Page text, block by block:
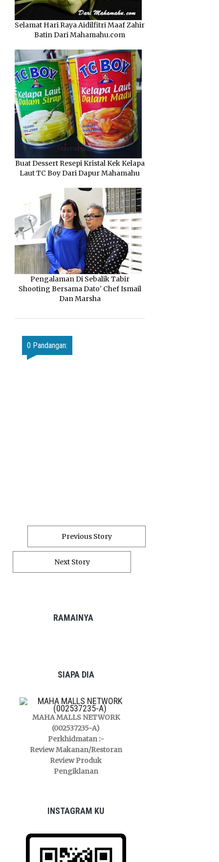
Selamat Hari Raya Aidilfitri Maaf Zahir
Batin Dari Mahamahu.com
Buat Dessert Resepi Kristal Kek Kelapa
Laut TC Boy Dari Dapur Mahamahu
Pengalaman Di Sebalik Tabir
Shooting Bersama Dato' Chef Ismail
Dan Marsha
0 Pandangan:
Previous Story
Next Story
RAMAINYA
SIAPA DIA
MAHA MALLS NETWORK
(002537235-A)
Perkhidmatan :-
Review Makanan/Restoran
Review Produk
Pengiklanan
INSTAGRAM KU